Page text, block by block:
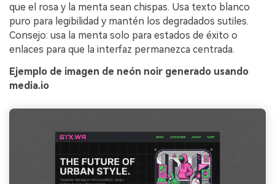
que el rosa y la menta sean chispas. Usa texto blanco
puro para legibilidad y mantén los degradados sutiles.
Consejo: usa la menta solo para estados de éxito o
enlaces para que la interfaz permanezca centrada.
Ejemplo de imagen de neón noir generado usando
media.io